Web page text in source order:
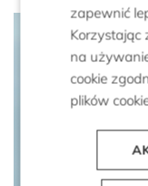
zapewnić
Korzystając
na
cookie
plików